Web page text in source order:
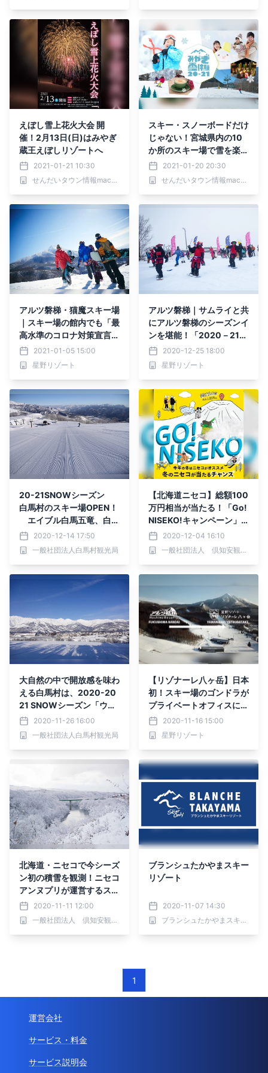
えぼし雪上花火大会 開
催！2月13日(日)はみやぎ
蔵王えぼしリゾートへ
2021-01-21 10:30
せんだいタウン情報machico
スキー・スノーボードだけ
じゃない！宮城県内の10
か所のスキー場で雪を楽し
む「みやぎ雪体験20-21」
キャンペーン開催中
2021-01-20 20:30
せんだいタウン情報machico
アルツ磐梯・猫魔スキー場
｜スキー場の館内でも「最
高水準のコロナ対策宣言」
～3密が発生しない安心の
雪山で究極のソーシャルデ
ィスタンスレジャー「スキ
もう！～
2021-01-05 15:00
星野リゾート
アルツ磐梯｜サムライと共
にアルツ磐梯のシーズンイ
ンを堪能！「2020－21シ
ーズン出陣式」を2020年
12月25日に実施しました
2020-12-25 18:00
星野リゾート
20-21SNOWシーズン
白馬村のスキー場OPEN！
エイブル白馬五竜、白馬
八方尾根スキー場
2020-12-14 17:50
一般社団法人白馬村観光局
【北海道ニセコ】総額100
万円相当が当たる！「Go!
NISEKO!キャンペーン」
をWEB上にて開催！
2020-12-04 16:10
一般社団法人 倶知安観光協会
大自然の中で開放感を味わ
える白馬村は、2020-20
21 SNOWシーズン「ウィ
ズコロナ」時代に対応した
新たな『マウンテンリゾー
ト』を目指します。
2020-11-26 16:00
一般社団法人白馬村観光局
【リゾナーレ八ヶ岳】日本
初！スキー場のゴンドラが
プライベートオフィスに大
変身！ 「テレワークゴン
ドラ」誕生動画を公開｜公
開日：2020年11月13日
2020-11-16 15:00
星野リゾート
北海道・ニセコで今シーズ
ン初の積雪を観測！ニセコ
アンヌプリが運営するスキ
ー場も続々と営業開始予
定！
2020-11-11 12:00
一般社団法人 倶知安観光協会
ブランシュたかやまスキー
リゾート
2020-11-07 14:30
ブランシュたかやまスキーリゾート
1
運営会社
サービス・料金
サービス説明会